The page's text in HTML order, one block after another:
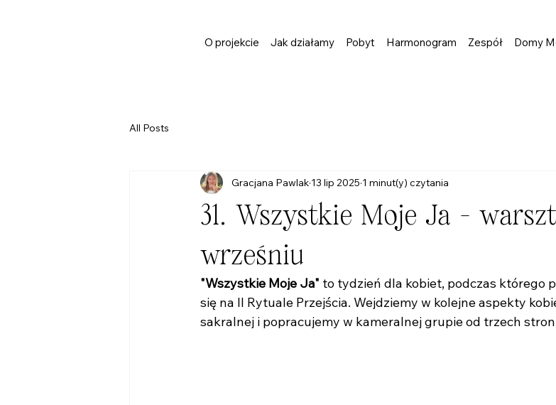
O projekcie Jak działamy Pobyt Harmonogram Zespół Domy
All Posts
31. Wszystkie Moje Ja -
wrześniu
Gracjana Pawlak 13 lip 2025 1 minut(y) czytania
"Wszystkie Moje Ja" to tydzień dla kobiet, podczas którego
się na II Rytuale Przejścia. Wejdziemy w kolejne aspekty
sakralnej i popracujemy w kameralnej grupie od trzech